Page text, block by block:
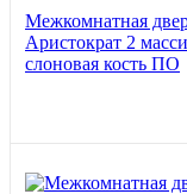
Межкомнатная
Аристократ 2
слоновая кость ПО